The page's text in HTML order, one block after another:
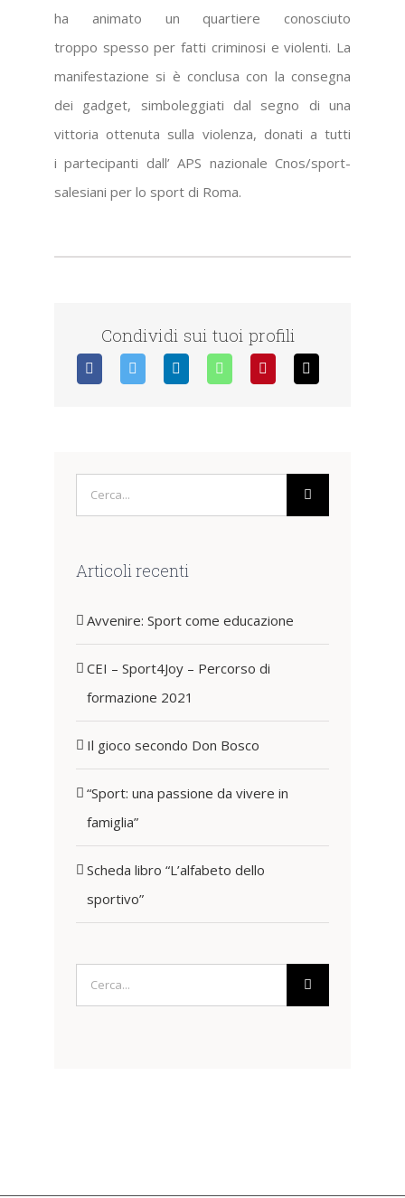
ha animato un quartiere conosciuto
troppo spesso per fatti criminosi e violenti. La
manifestazione si è conclusa con la consegna
dei gadget, simboleggiati dal segno di una
vittoria ottenuta sulla violenza, donati a tutti
i partecipanti dall’ APS nazionale Cnos/sport-
salesiani per lo sport di Roma.
Condividi sui tuoi profili
Cerca
per:
Articoli recenti
Avvenire: Sport come educazione
CEI – Sport4Joy – Percorso di
formazione 2021
Il gioco secondo Don Bosco
“Sport: una passione da vivere in
famiglia”
Scheda libro “L’alfabeto dello
sportivo”
Cerca
per: